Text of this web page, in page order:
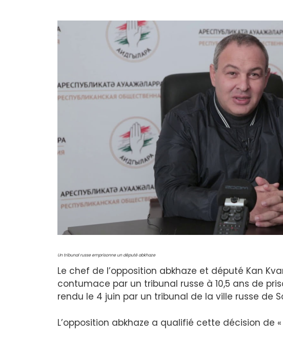
Un tribunal russe emprisonne un député abkhaze
Le chef de l’opposition abkhaze et député Kan
contumace par un tribunal russe à 10,5 ans de
rendu le 4 juin par un tribunal de la ville russe de
L’opposition abkhaze a qualifié cette décision de